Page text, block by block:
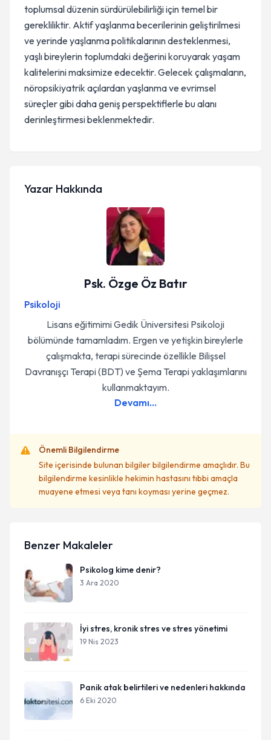
toplumsal düzenin sürdürülebilirliği için temel bir
gerekliliktir. Aktif yaşlanma becerilerinin geliştirilmesi
ve yerinde yaşlanma politikalarının desteklenmesi,
yaşlı bireylerin toplumdaki değerini koruyarak yaşam
kalitelerini maksimize edecektir. Gelecek çalışmaların,
nöropsikiyatrik açılardan yaşlanma ve evrimsel
süreçler gibi daha geniş perspektiflerle bu alanı
derinleştirmesi beklenmektedir.
Yazar Hakkında
Psk. Özge Öz Batır
Psikoloji
Lisans eğitimimi Gedik Üniversitesi Psikoloji
bölümünde tamamladım. Ergen ve yetişkin bireylerle
çalışmakta, terapi sürecinde özellikle Bilişsel
Davranışçı Terapi (BDT) ve Şema Terapi yaklaşımlarını
kullanmaktayım.
Devamı...
Önemli Bilgilendirme
Site içerisinde bulunan bilgiler bilgilendirme amaçlıdır. Bu
bilgilendirme kesinlikle hekimin hastasını tıbbi amaçla
muayene etmesi veya tanı koyması yerine geçmez.
Benzer Makaleler
Psikolog kime denir?
3 Ara 2020
İyi stres, kronik stres ve stres yönetimi
19 Nis 2023
Panik atak belirtileri ve nedenleri hakkında
6 Eki 2020